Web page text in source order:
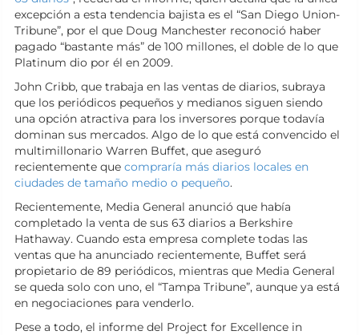
excepción a esta tendencia bajista es el “San Diego Union-
Tribune”, por el que Doug Manchester reconoció haber
pagado “bastante más” de 100 millones, el doble de lo que
Platinum dio por él en 2009.
John Cribb, que trabaja en las ventas de diarios, subraya
que los periódicos pequeños y medianos siguen siendo
una opción atractiva para los inversores porque todavía
dominan sus mercados. Algo de lo que está convencido el
multimillonario Warren Buffet, que aseguró
recientemente que compraría más diarios locales en
ciudades de tamaño medio o pequeño.
Recientemente, Media General anunció que había
completado la venta de sus 63 diarios a Berkshire
Hathaway. Cuando esta empresa complete todas las
ventas que ha anunciado recientemente, Buffet será
propietario de 89 periódicos, mientras que Media General
se queda solo con uno, el “Tampa Tribune”, aunque ya está
en negociaciones para venderlo.
Pese a todo, el informe del Project for Excellence in